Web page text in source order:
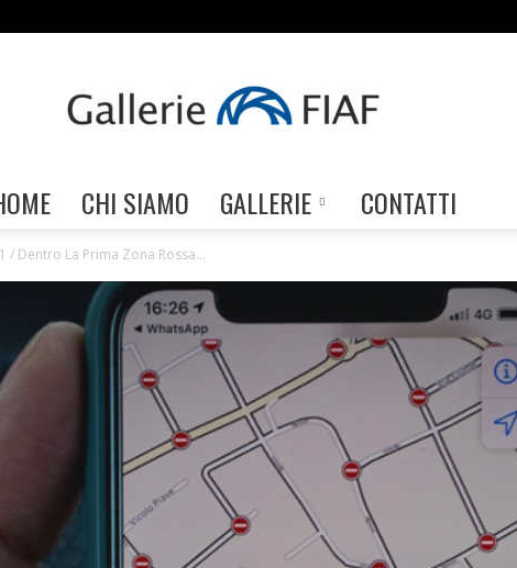
Gallerie
FIAF
CHI SIAMO GALLERIE CONTATTI
Dentro La Prima Zona Rossa...